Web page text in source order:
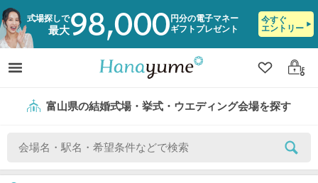
式場探しで
最大98,000 円分の電子マネー
ギフトプレゼント
今すぐ
エントリー
クリップ
ログ
富山県の結婚式場・挙式・ウエディング会場を探す